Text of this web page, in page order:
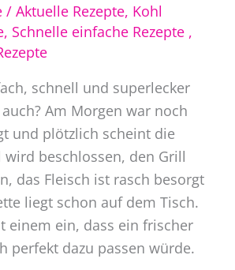
/ Aktuelle Rezepte, Kohl
, Schnelle einfache Rezepte ,
schnell und superlecker
Am Morgen war noch
und plötzlich scheint die
wird beschlossen, den Grill
das Fleisch ist rasch besorgt
liegt schon auf dem Tisch.
einem ein, dass ein frischer
perfekt dazu passen würde.